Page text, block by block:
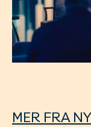
MER FRA